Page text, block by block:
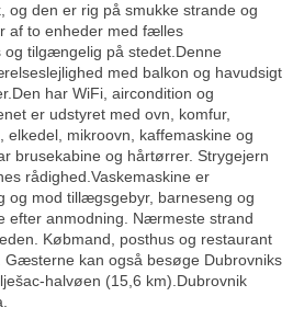
og den er rig på smukke strande og
af to enheder med fælles
og tilgængelig på stedet.Denne
med balkon og havudsigt
har WiFi, aircondition og
er udstyret med ovn, komfur,
elkedel, mikroovn, kaffemaskine og
brusekabine og hårtørrer. Strygejern
rådighed.Vaskemaskine er
og mod tillægsgebyr, barneseng og
efter anmodning. Nærmeste strand
Købmand, posthus og restaurant
Gæsterne kan også besøge Dubrovniks
halvøen (15,6 km).Dubrovnik